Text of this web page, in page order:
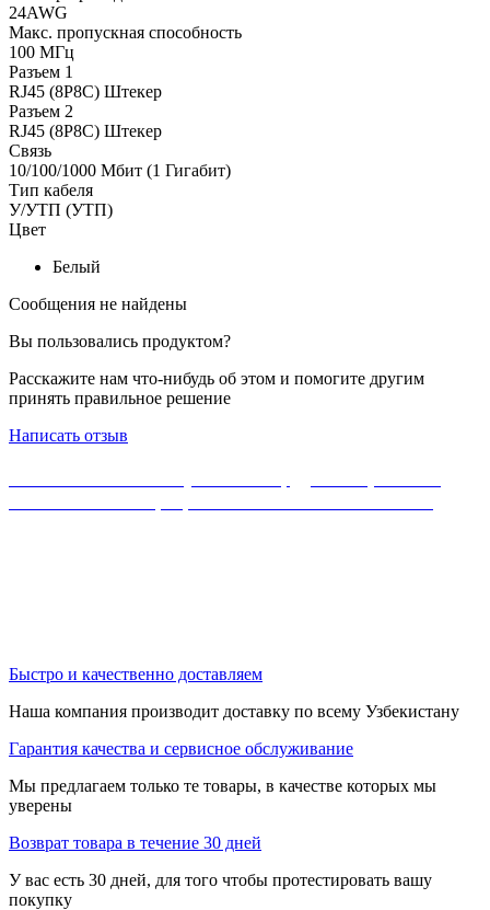
24AWG
Макс. пропускная способность
100 МГц
Разъем 1
RJ45 (8P8C) Штекер
Разъем 2
RJ45 (8P8C) Штекер
Связь
10/100/1000 Мбит (1 Гигабит)
Тип кабеля
У/УТП (УТП)
Цвет
Белый
Сообщения не найдены
Вы пользовались продуктом?
Расскажите нам что-нибудь об этом и помогите другим
принять правильное решение
Написать отзыв
Быстро и качественно доставляем
Наша компания производит доставку по всему Узбекистану
Гарантия качества и сервисное обслуживание
Мы предлагаем только те товары, в качестве которых мы
уверены
Возврат товара в течение 30 дней
У вас есть 30 дней, для того чтобы протестировать вашу
покупку